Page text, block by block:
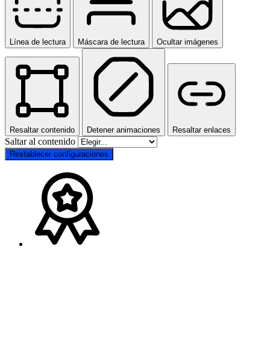
Línea de lectura Máscara de lectura Ocultar imágenes
Resaltar contenido Detener animaciones Resaltar enlaces
Saltar al contenido
Restablecer configuraciones